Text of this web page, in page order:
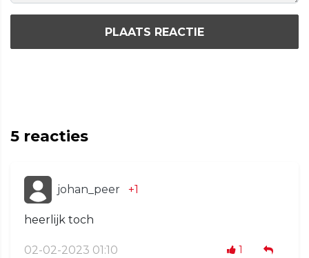
PLAATS REACTIE
5 reacties
johan_peer +1
heerlijk toch
02-02-2023 01:10 1